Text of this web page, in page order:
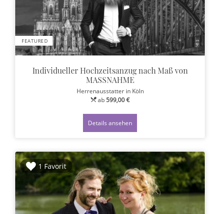
FEATURED
Individueller Hochzeitsanzug nach Maß von
MASSNAHME
Herrenausstatter in Köln
ab599,00 €
Details ansehen
1 Favorit